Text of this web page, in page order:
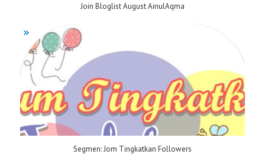
Join Bloglist August AinulAqma
Segmen: Jom Tingkatkan Followers